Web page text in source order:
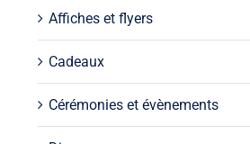
Affiches et flyers
Cadeaux
Cérémonies et évènements